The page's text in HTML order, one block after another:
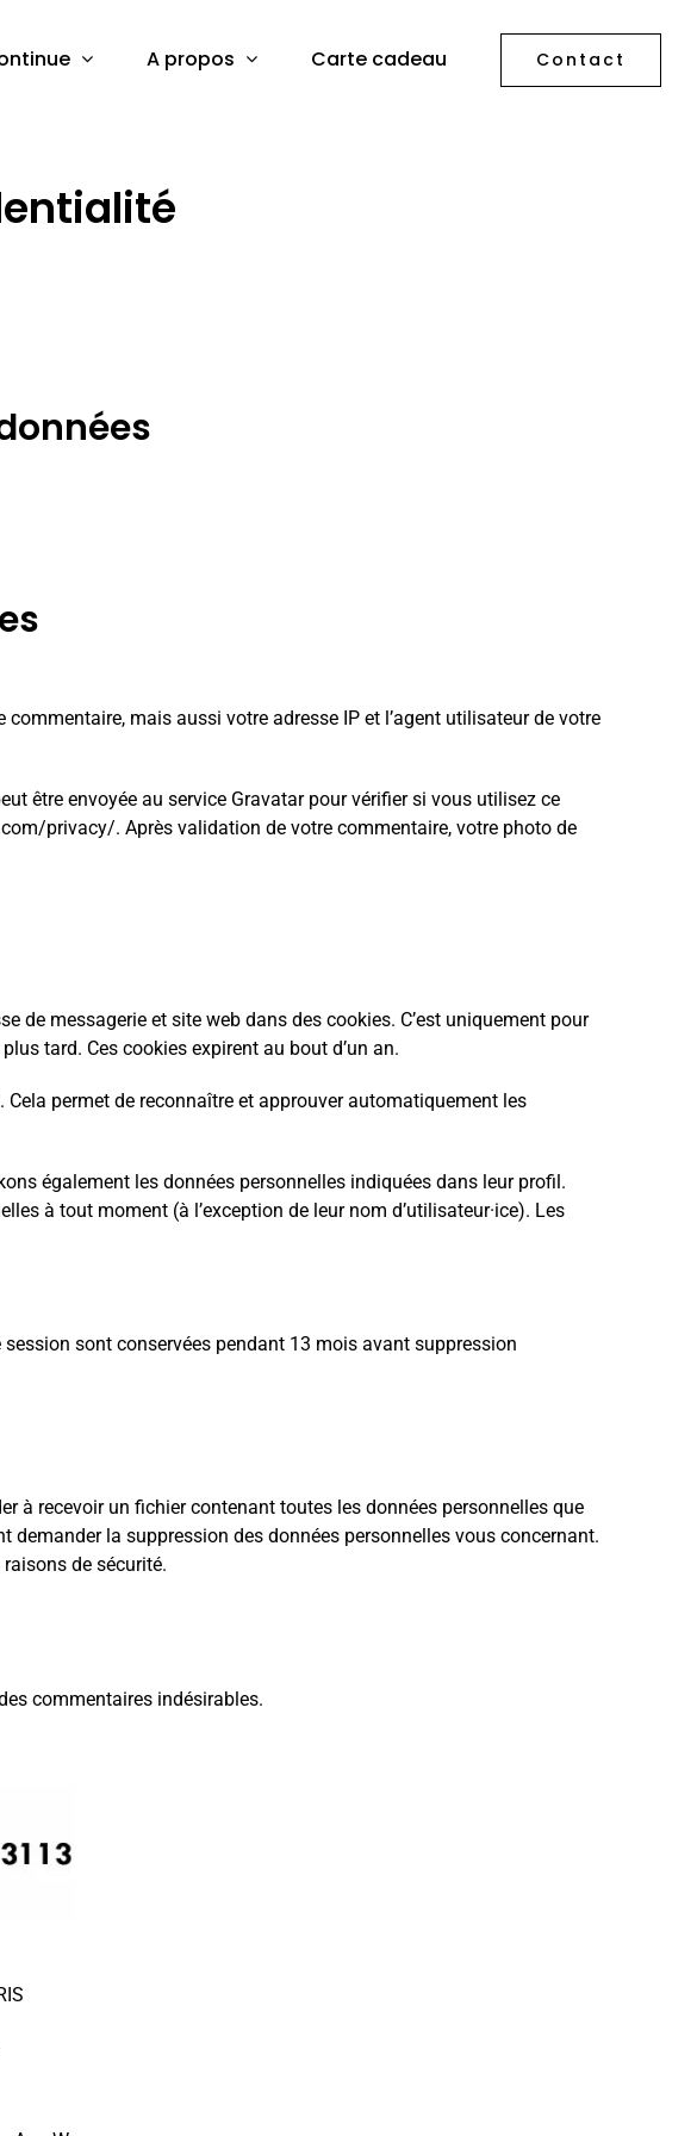
A propos Carte cadeau Contact
mais aussi votre adresse IP et l’agent utilisateur de votre
être envoyée au service Gravatar pour vérifier si vous utilisez ce
privacy/. Après validation de votre commentaire, votre photo de
de messagerie et site web dans des cookies. C’est uniquement pour
tard. Ces cookies expirent au bout d’un an.
permet de reconnaître et approuver automatiquement les
également les données personnelles indiquées dans leur profil.
à tout moment (à l’exception de leur nom d’utilisateur·ice). Les
sont conservées pendant 13 mois avant suppression
à recevoir un fichier contenant toutes les données personnelles que
la suppression des données personnelles vous concernant.
de sécurité.
commentaires indésirables.